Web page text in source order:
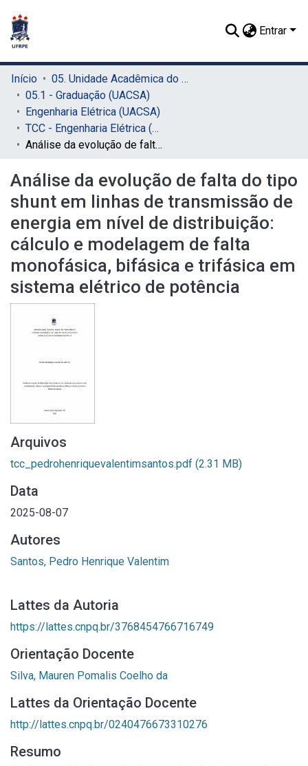
Entrar
Início
05. Unidade Acadêmica do Cabo de Santo Agostinho (UACSA)
05.1 - Graduação (UACSA)
Engenharia Elétrica (UACSA)
TCC - Engenharia Elétrica (UACSA)
Análise da evolução de falta do tipo shunt em linhas de transmissão de energia em nível de distribuição: cálculo e modelagem de falta monofásica, bifásica e trifásica em sistema elétrico de potência
Análise da evolução de falta do tipo
shunt em linhas de transmissão de
energia em nível de distribuição:
cálculo e modelagem de falta
monofásica, bifásica e trifásica em
sistema elétrico de potência
Arquivos
tcc_pedrohenriquevalentimsantos.pdf (2.31 MB)
Data
2025-08-07
Autores
Santos, Pedro Henrique Valentim
Lattes da Autoria
https://lattes.cnpq.br/3768454766716749
Orientação Docente
Silva, Mauren Pomalis Coelho da
Lattes da Orientação Docente
http://lattes.cnpq.br/0240476673310276
Resumo